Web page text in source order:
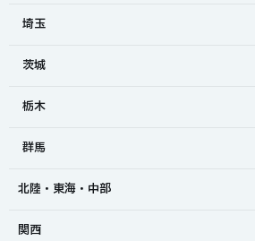
埼玉
茨城
栃木
群馬
北陸・東海・中部
関西